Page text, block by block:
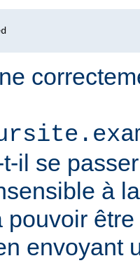
il se
à
pouvoir
envoyant